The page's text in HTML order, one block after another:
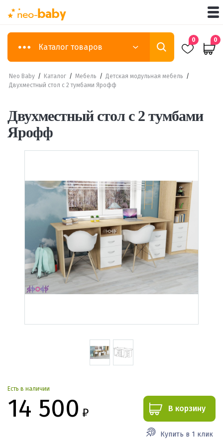
Каталог товаров
0 0
Neo Baby / Каталог / Мебель / Детская модульная мебель /
Двухместный стол с 2 тумбами Ярофф
Двухместный стол с 2 тумбами
Ярофф
Есть в наличии
14 500 ₽ В корзину
Купить в 1 клик